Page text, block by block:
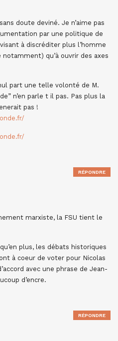
doute deviné. Je n’aime pas
par une politique de
à discréditer plus l’homme
qu’à ouvrir des axes
nul part une telle volonté de M.
n’en parle t il pas. Pas plus la
pas !
marxiste, la FSU tient le
plus, les débats historiques
à coeur de voter pour Nicolas
avec une phrase de Jean-
d’encre.
RÉPONDRE
RÉPONDRE